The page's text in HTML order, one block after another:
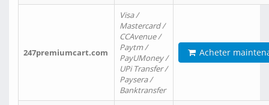
247premiumcart.com
Visa /
Mastercard /
CCAvenue /
Paytm /
PayUMoney /
UPi Transfer /
Paysera /
Banktransfer
Acheter